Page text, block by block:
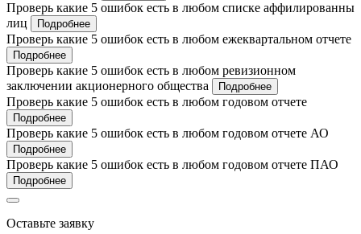
Проверь какие 5 ошибок есть в любом списке аффилированны
лиц
Подробнее
Проверь какие 5 ошибок есть в любом ежеквартальном отчете
Подробнее
Проверь какие 5 ошибок есть в любом ревизионном
заключении акционерного общества
Подробнее
Проверь какие 5 ошибок есть в любом годовом отчете
Подробнее
Проверь какие 5 ошибок есть в любом годовом отчете АО
Подробнее
Проверь какие 5 ошибок есть в любом годовом отчете ПАО
Подробнее
Оставьте заявку